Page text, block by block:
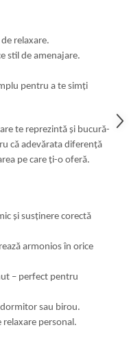
relaxare.
stil de amenajare.
pentru a te simți
te reprezintă și bucură-
că adevărata diferență
pe care ți-o oferă.
și susținere corectă
armonios în orice
– perfect pentru
sau birou.
personal.